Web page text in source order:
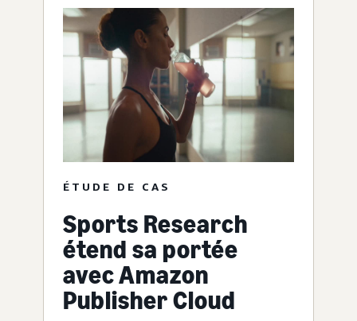
ÉTUDE DE CAS
Sports Research
étend sa portée
avec Amazon
Publisher Cloud